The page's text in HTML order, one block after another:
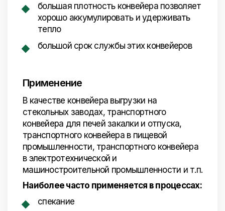
большая плотность конвейера позволяет
хорошо аккумулировать и удерживать
тепло
большой срок службы этих конвейеров
Применение
В качестве конвейера выгрузки на
стекольных заводах, транспортного
конвейера для печей закалки и отпуска,
транспортного конвейера в пищевой
промышленности, транспортного конвейера
в электротехнической и
машиностроительной промышленности и т.п.
Наиболее часто применяется в процессах:
спекание